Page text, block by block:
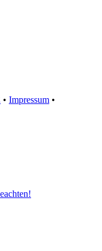
• Impressum •